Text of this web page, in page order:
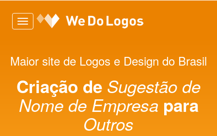
Toggle
navigation
Maior site de Logos e Design do Brasil
Criação de Sugestão de
Nome de Empresa para
Outros